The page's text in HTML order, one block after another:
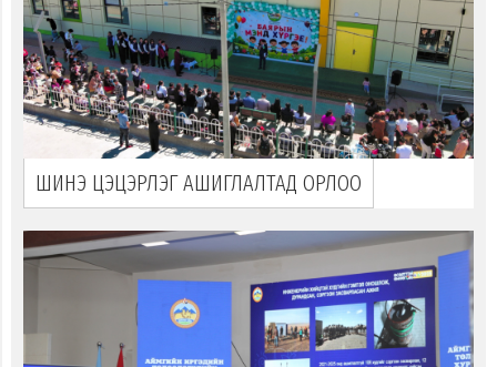
ШИНЭ ЦЭЦЭРЛЭГ АШИГЛАЛТАД ОРЛОО